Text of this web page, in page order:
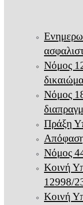
Νόμος
Νόμος
Πράξη
Νόμος
Κοινή
12998/
Κοινή